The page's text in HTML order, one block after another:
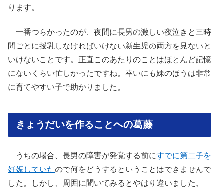
ります。
一番つらかったのが、夜間に長男の激しい夜泣きと三時
間ごとに授乳しなければいけない新生児の両方を見ないと
いけないことです。正直このあたりのことはほとんど記憶
にないくらい忙しかったですね。幸いにも妹のほうは非常
に育てやすい子で助かりました。
きょうだいを作ることへの葛藤
うちの場合、長男の障害が発覚する前にすでに第二子を
妊娠していたので何をどうするということはできませんで
した。しかし、周囲に聞いてみるとやはり違いました。